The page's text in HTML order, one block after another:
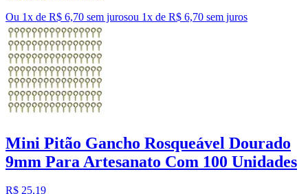
Ou 1x de R$ 6,70 sem jurosou 1x de R$ 6,70 sem juros
Mini Pitão Gancho Rosqueável Dourado
9mm Para Artesanato Com 100 Unidades
R$ 25,19